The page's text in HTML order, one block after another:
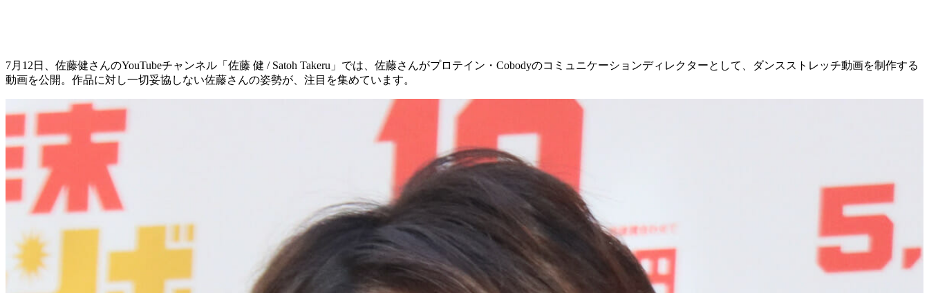
7月12日、佐藤健さんのYouTubeチャンネル「佐藤 健 / Satoh Takeru」では、佐藤さんがプロテイン・Cobodyのコミュニケーションディレクターとして、ダンスストレッチ動画を制作する
動画を公開。作品に対し一切妥協しない佐藤さんの姿勢が、注目を集めています。